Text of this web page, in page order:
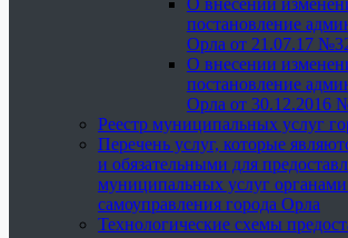
О внесении
постановление
Орла от 21.07.17
О внесении
постановление
Орла от 30.12.2016
Реестр муниципальных услуг
Перечень услуг, которые
и обязательными для
муниципальных услуг
самоуправления города Орла
Технологические схемы